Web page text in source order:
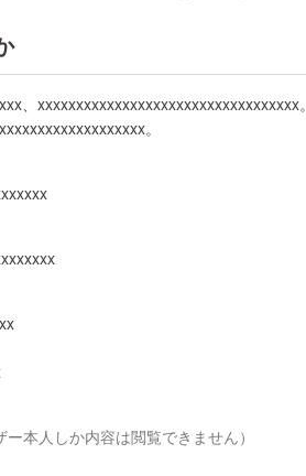
、xxxxxxxxxxxxxxxxxxxxxxxxxxxxxxxxxx。
。
ー本人しか内容は閲覧できません）